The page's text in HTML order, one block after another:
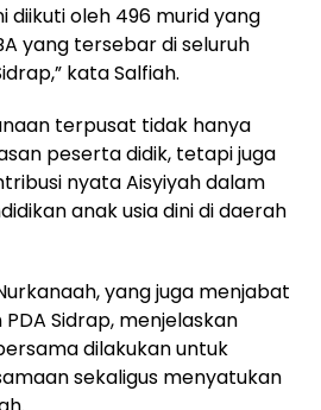
diikuti oleh 496 murid yang
yang tersebar di seluruh
kata Salfiah.
terpusat tidak hanya
peserta didik, tetapi juga
nyata Aisyiyah dalam
anak usia dini di daerah
yang juga menjabat
Sidrap, menjelaskan
dilakukan untuk
sekaligus menyatukan